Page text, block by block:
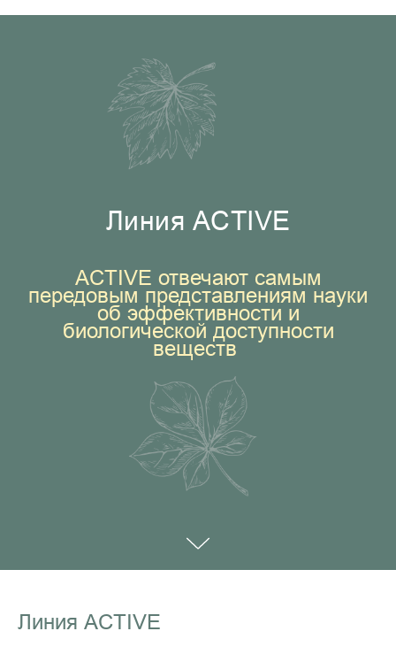
Линия ACTIVE
ACTIVE отвечают самым
передовым представлениям науки
об эффективности и
биологической доступности
веществ
Линия ACTIVE